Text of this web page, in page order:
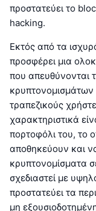
προστατεύει το
hacking.
Εκτός από τα
προσφέρει μια
που απευθύνονται
τραπεζικούς
χαρακτηριστικά
πορτοφόλι του, το
αποθηκεύουν και
κρυπτονομίσματα
σχεδιαστεί με
προστατεύει τα
μη